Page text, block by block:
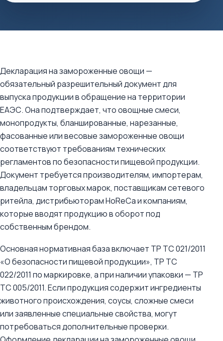
Декларация на замороженные овощи —
обязательный разрешительный документ для
выпуска продукции в обращение на территории
ЕАЭС. Она подтверждает, что овощные смеси,
монопродукты, бланшированные, нарезанные,
фасованные или весовые замороженные овощи
соответствуют требованиям технических
регламентов по безопасности пищевой продукции.
Документ требуется производителям, импортерам,
владельцам торговых марок, поставщикам сетевого
ритейла, дистрибьюторам HoReCa и компаниям,
которые вводят продукцию в оборот под
собственным брендом.
Основная нормативная база включает ТР ТС 021/2011
«О безопасности пищевой продукции», ТР ТС
022/2011 по маркировке, а при наличии упаковки — ТР
ТС 005/2011. Если продукция содержит ингредиенты
животного происхождения, соусы, сложные смеси
или заявленные специальные свойства, могут
потребоваться дополнительные проверки.